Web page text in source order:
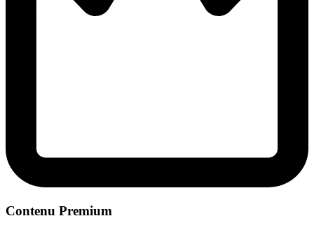
Contenu Premium